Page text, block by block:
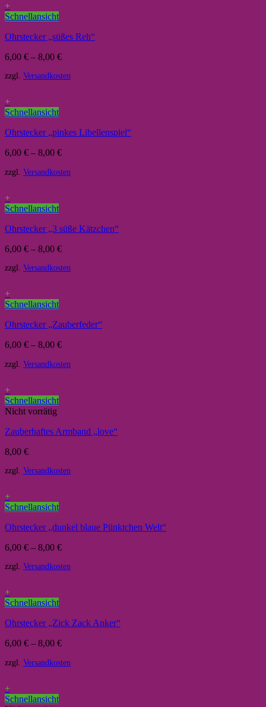
+
Schnellansicht
Ohrstecker „süßes Reh“
6,00 € – 8,00 €
zzgl. Versandkosten
+
Schnellansicht
Ohrstecker „pinkes Libellenspiel“
6,00 € – 8,00 €
zzgl. Versandkosten
+
Schnellansicht
Ohrstecker „3 süße Kätzchen“
6,00 € – 8,00 €
zzgl. Versandkosten
+
Schnellansicht
Ohrstecker „Zauberfeder“
6,00 € – 8,00 €
zzgl. Versandkosten
+
Schnellansicht
Nicht vorrätig
Zauberhaftes Armband „love“
8,00 €
zzgl. Versandkosten
+
Schnellansicht
Ohrstecker „dunkel blaue Pünktchen Welt“
6,00 € – 8,00 €
zzgl. Versandkosten
+
Schnellansicht
Ohrstecker „Zick Zack Anker“
6,00 € – 8,00 €
zzgl. Versandkosten
+
Schnellansicht